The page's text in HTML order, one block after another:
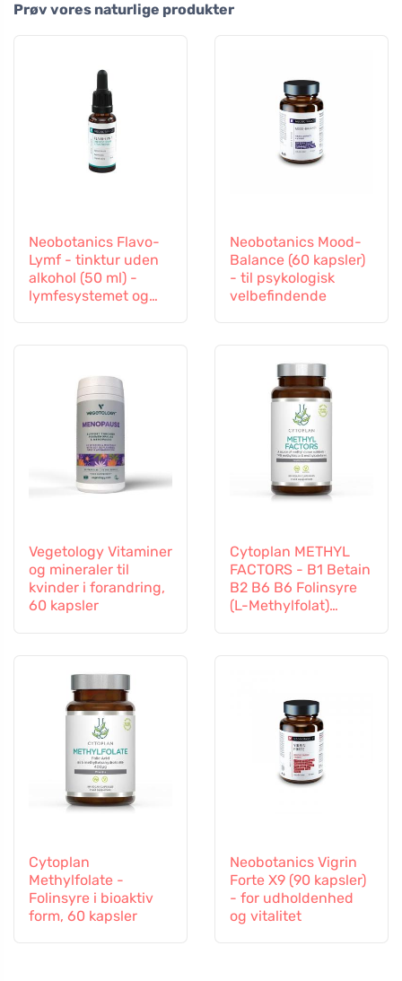
Prøv vores naturlige produkter
Neobotanics Flavo-
Lymf - tinktur uden
alkohol (50 ml) -
lymfesystemet og
Neobotanics Mood-
Balance (60 kapsler)
- til psykologisk
velbefindende
Vegetology Vitaminer
og mineraler til
kvinder i forandring,
60 kapsler
Cytoplan METHYL
FACTORS - B1 Betain
B2 B6 B6 Folinsyre
(L-Methylfolat)
Cytoplan
Methylfolate -
Folinsyre i bioaktiv
form, 60 kapsler
Neobotanics Vigrin
Forte X9 (90 kapsler)
- for udholdenhed
og vitalitet